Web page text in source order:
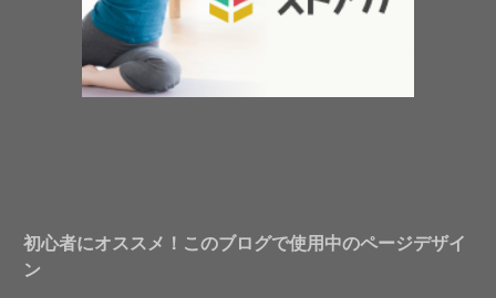
初心者にオススメ！このブログで使用中のページデザイ
ン